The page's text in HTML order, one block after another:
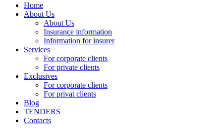
Home
About Us
About Us
Insurance information
Information for insurer
Services
For corporate clients
For private clients
Exclusives
For corporate clients
For privat clients
Blog
TENDERS
Contacts